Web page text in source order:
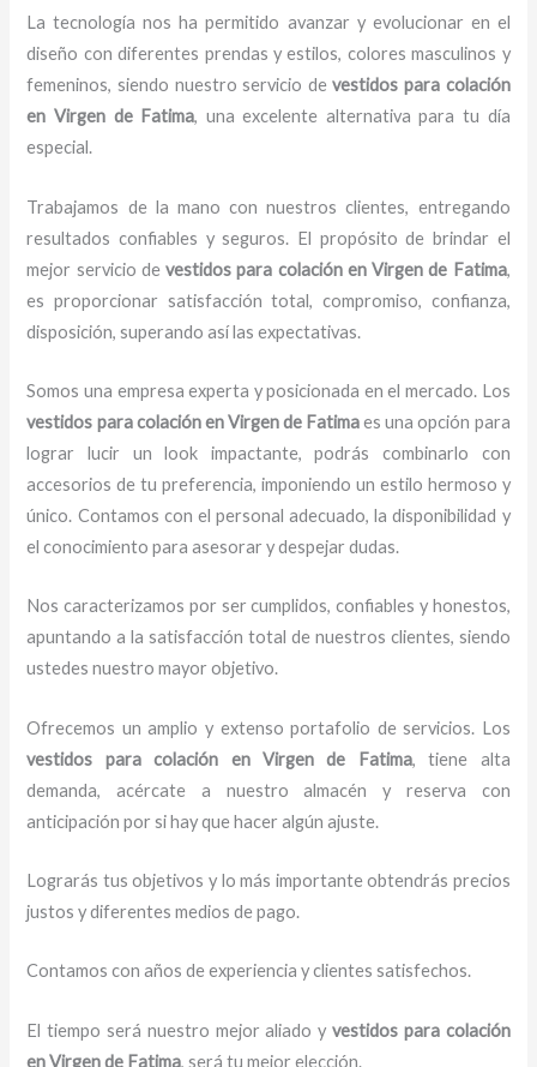
La tecnología nos ha permitido avanzar y evolucionar en el
diseño con diferentes prendas y estilos, colores masculinos y
femeninos, siendo nuestro servicio devestidos para colación
en Virgen de Fatima, una excelente alternativa para tu día
especial.
Trabajamos de la mano con nuestros clientes, entregando
resultados confiables y seguros. El propósito de brindar el
mejor servicio devestidos para colación en Virgen de Fatima,
es proporcionar satisfacción total, compromiso, confianza,
disposición, superando así las expectativas.
Somos una empresa experta y posicionada en el mercado. Los
vestidos paracolaciónen Virgen de Fatimaes una opción para
lograr lucir un look impactante, podrás combinarlo con
accesorios de tu preferencia, imponiendo un estilo hermoso y
único. Contamos con el personal adecuado, la disponibilidad y
el conocimiento para asesorar y despejar dudas.
Nos caracterizamos por ser cumplidos, confiables y honestos,
apuntando a la satisfacción total de nuestros clientes, siendo
ustedes nuestro mayor objetivo.
Ofrecemos un amplio y extenso portafolio de servicios. Los
vestidos paracolación en Virgen de Fatima, tiene alta
demanda, acércate a nuestro almacén y reserva con
anticipación por si hay que hacer algún ajuste.
Lograrás tus objetivos y lo más importante obtendrás precios
justos y diferentes medios de pago.
Contamos con años de experiencia y clientes satisfechos.
El tiempo será nuestro mejor aliado y vestidos para colación
en Virgen de Fatima, será tu mejor elección.